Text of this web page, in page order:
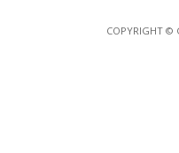
COPYRIGHT ©